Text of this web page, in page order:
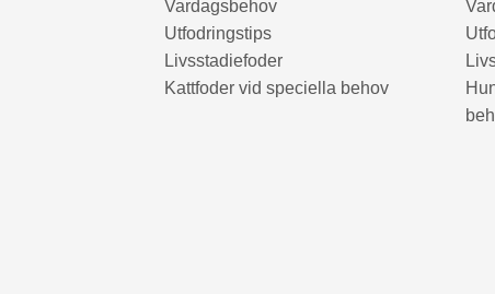
Vardagsbehov
Utfodringstips
Livsstadiefoder
Kattfoder vid speciella behov